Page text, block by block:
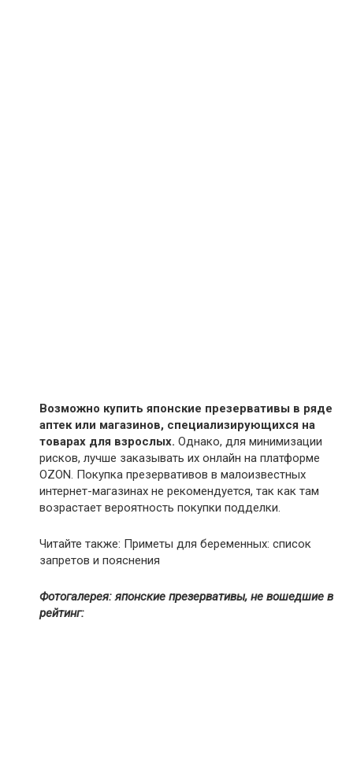
Возможно купить японские презервативы в ряде
аптек или магазинов, специализирующихся на
товарах для взрослых. Однако, для минимизации
рисков, лучше заказывать их онлайн на платформе
OZON. Покупка презервативов в малоизвестных
интернет-магазинах не рекомендуется, так как там
возрастает вероятность покупки подделки.
Читайте также: Приметы для беременных: список
запретов и пояснения
Фотогалерея: японские презервативы, не вошедшие в
рейтинг: